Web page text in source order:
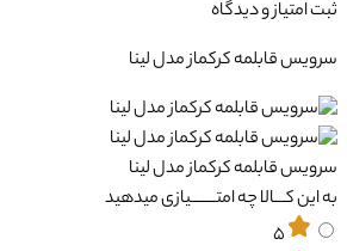
ثبت‌ امتیاز‌ و‌ دیدگاه
سرویس قابلمه کرکماز مدل لینا
سرویس قابلمه کرکماز مدل لینا
به این کـــالا چه امتـــــــیازی میدهید